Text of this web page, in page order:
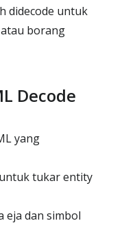
didecode untuk
borang
Decode
yang
tukar entity
eja dan simbol